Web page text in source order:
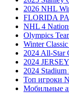
2026 NHL
FLORIDA
NHL 4
Olympics
Winter
2024 All-Star
2024
2024 Stadium
Топ игроки
Мобильные